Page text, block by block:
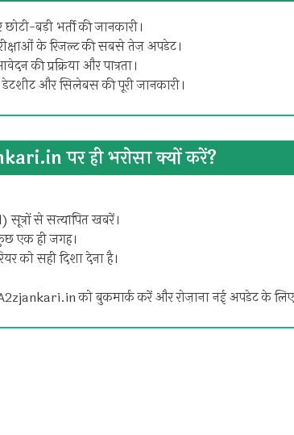
बड़ी भर्ती की जानकारी।
के रिजल्ट की सबसे तेज़ अपडेट।
की प्रक्रिया और पात्रता।
और सिलेबस की पूरी जानकारी।
पर ही भरोसा क्यों करें?
से सत्यापित खबरें।
एक ही जगह।
को सही दिशा देना है।
को बुकमार्क करें और रोज़ाना नई अपडेट के लिए